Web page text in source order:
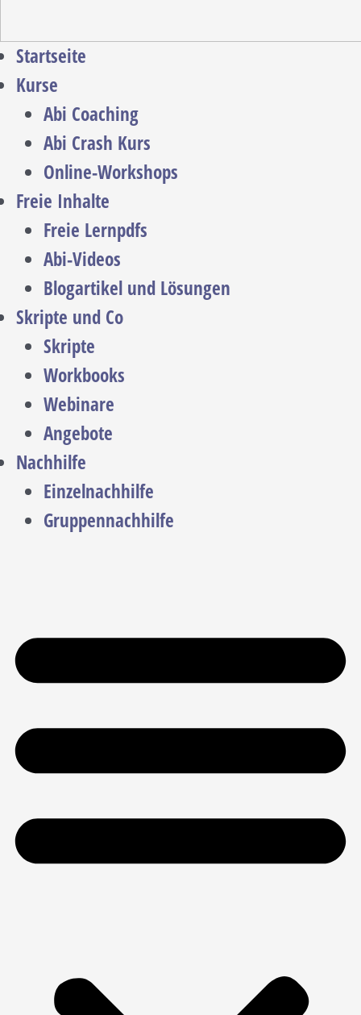
Startseite
Kurse
Abi Coaching
Abi Crash Kurs
Online-Workshops
Freie Inhalte
Freie Lernpdfs
Abi-Videos
Blogartikel und Lösungen
Skripte und Co
Skripte
Workbooks
Webinare
Angebote
Nachhilfe
Einzelnachhilfe
Gruppennachhilfe